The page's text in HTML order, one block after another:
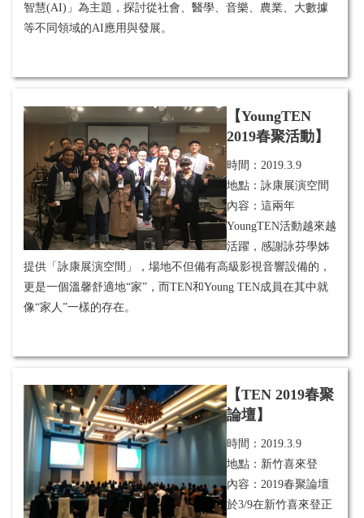
智慧(AI)」為主題，探討從社會、醫學、音樂、農業、大數據
等不同領域的AI應用與發展。
【YoungTEN
2019春聚活動】
時間： 2019.3.9
地點：詠康展演空間
內容：這兩年
YoungTEN活動越來越
活躍，感謝詠芬學姊
提供「詠康展演空間」，場地不但備有高級影視音響設備的，
更是一個溫馨舒適地“家”，而TEN和Young TEN成員在其中就
像“家人”一樣的存在。
【TEN 2019春聚
論壇】
時間： 2019.3.9
地點：新竹喜來登
內容：2019春聚論壇
於3/9在新竹喜來登正